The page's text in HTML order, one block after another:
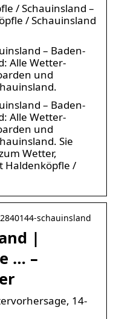
/ Schauinsland –
/ Schauinsland
– Baden-
Alle Wetter-
und
– Baden-
Alle Wetter-
und
Sie
Wetter,
Haldenköpfle /
schauinsland
|
… –
14-